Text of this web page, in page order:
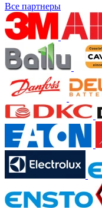
Все партнеры